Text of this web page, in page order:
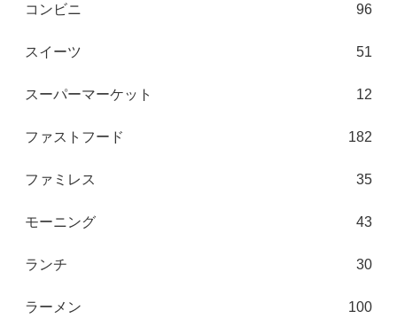
コンビニ 96
スイーツ 51
スーパーマーケット 12
ファストフード 182
ファミレス 35
モーニング 43
ランチ 30
ラーメン 100